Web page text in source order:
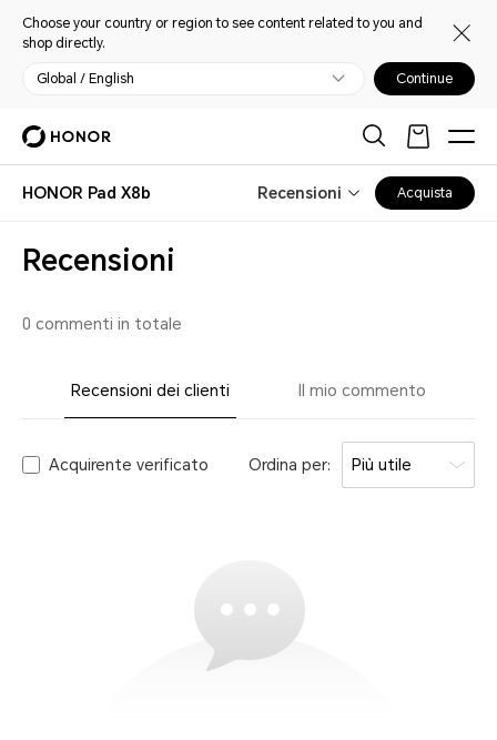
Choose your country or region to see content related to you and
shop directly.
Global / English Continue
HONOR Pad X8b Recensioni Acquista
Recensioni
0 commenti in totale
Recensioni dei clienti Il mio commento
Acquirente verificato Ordina per: Più utile